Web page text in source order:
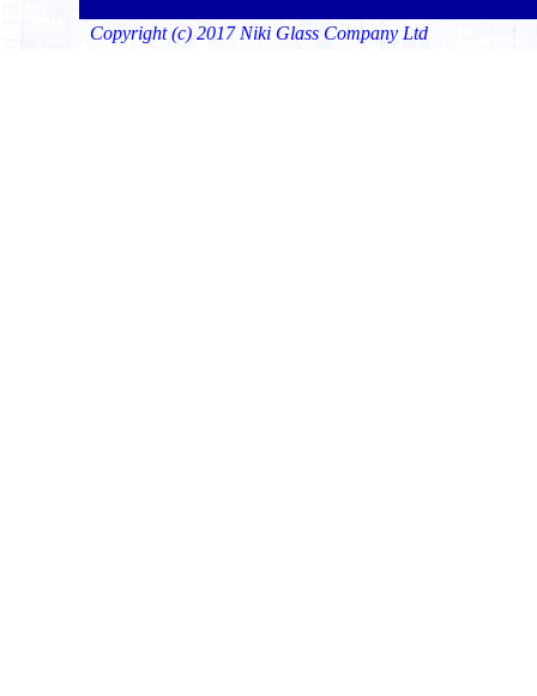
Copyright (c) 2017 Niki Glass Company Ltd